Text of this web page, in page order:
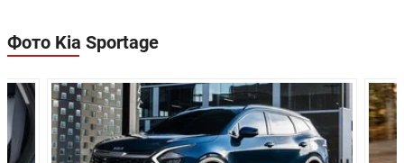
Объем топливного
бака:
54 л 54 л
Длина: 4660 мм 4660 мм
Фото Kia Sportage